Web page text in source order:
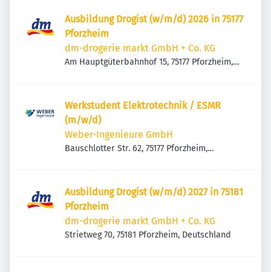
Ausbildung Drogist (w/m/d) 2026 in 75177
Pforzheim
dm-drogerie markt GmbH + Co. KG
Am Hauptgüterbahnhof 15, 75177 Pforzheim,
Werkstudent Elektrotechnik / ESMR
(m/w/d)
Weber-Ingenieure GmbH
Bauschlotter Str. 62, 75177 Pforzheim,
Ausbildung Drogist (w/m/d) 2027 in 75181
Pforzheim
dm-drogerie markt GmbH + Co. KG
Strietweg 70, 75181 Pforzheim, Deutschland